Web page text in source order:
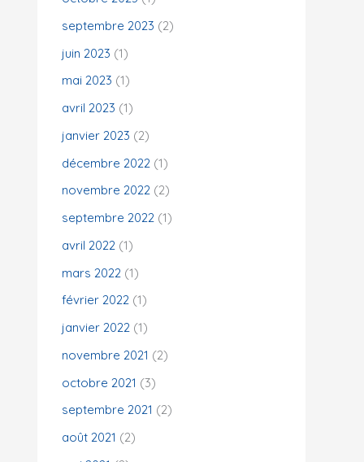
septembre 2023 (2)
juin 2023 (1)
mai 2023 (1)
avril 2023 (1)
janvier 2023 (2)
décembre 2022 (1)
novembre 2022 (2)
septembre 2022 (1)
avril 2022 (1)
mars 2022 (1)
février 2022 (1)
janvier 2022 (1)
novembre 2021 (2)
octobre 2021 (3)
septembre 2021 (2)
août 2021 (2)